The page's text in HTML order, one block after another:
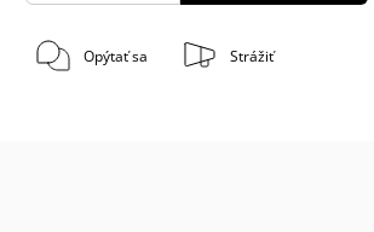
Opýtať sa Strážiť